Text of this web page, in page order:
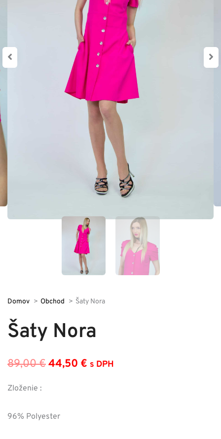
Domov Obchod Šaty Nora
Šaty Nora
89,00€Pôvodná
44,50 € Aktuálna
s DPH
Zloženie :
96% Polyester